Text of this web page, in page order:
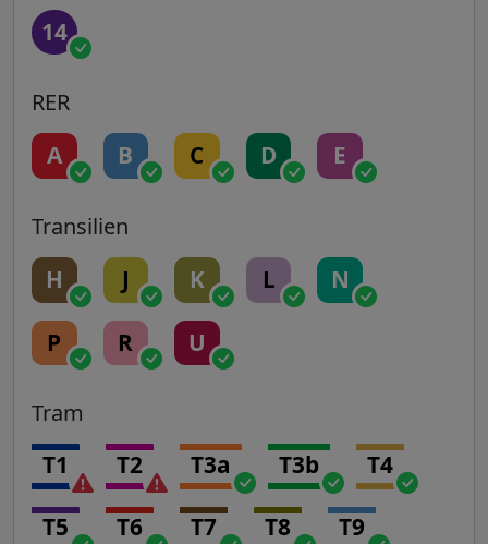
14
RER
A B C D E
Transilien
H J K L N
P R U
Tram
T1 T2 T3a T3b T4
T5 T6 T7 T8 T9